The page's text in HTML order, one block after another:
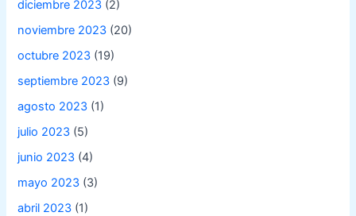
diciembre 2023 (2)
noviembre 2023 (20)
octubre 2023 (19)
septiembre 2023 (9)
agosto 2023 (1)
julio 2023 (5)
junio 2023 (4)
mayo 2023 (3)
abril 2023 (1)